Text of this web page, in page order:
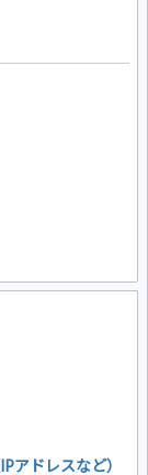
アドレスなど）